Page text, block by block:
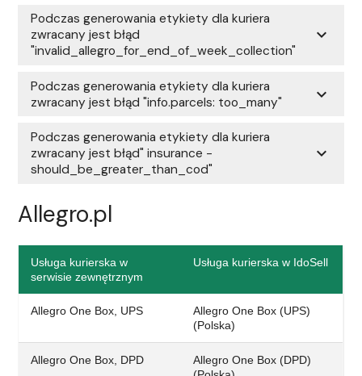
Podczas generowania etykiety dla kuriera
zwracany jest błąd
"invalid_allegro_for_end_of_week_collection"
expand_more
Podczas generowania etykiety dla kuriera
zwracany jest błąd "info.parcels: too_many"
expand_more
Podczas generowania etykiety dla kuriera
zwracany jest błąd" insurance -
should_be_greater_than_cod"
expand_more
Allegro.pl
Usługa kurierska w
serwisie zewnętrznym
Usługa kurierska w IdoSell
Allegro One Box, UPS
Allegro One Box (UPS)
(Polska)
Allegro One Box, DPD
Allegro One Box (DPD)